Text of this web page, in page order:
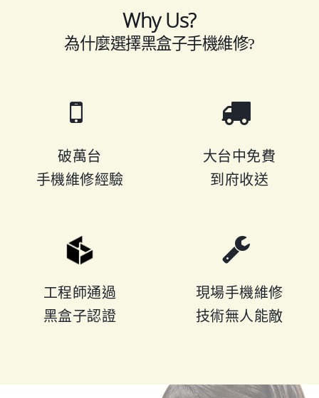
Why Us?
為什麼選擇黑盒子手機維修?
破萬台
手機維修經驗
大台中免費
到府收送
工程師通過
黑盒子認證
現場手機維修
技術無人能敵